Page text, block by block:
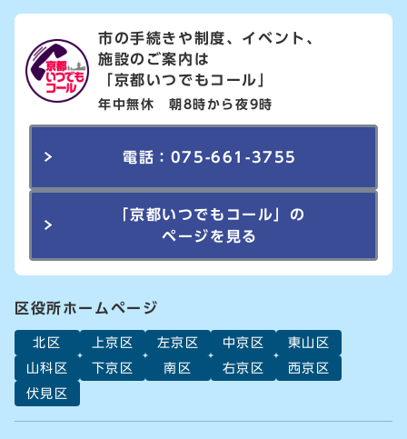
市の手続きや制度、イベント、
施設のご案内は
「京都いつでもコール」
年中無休 朝8時から夜9時
電話：075-661-3755
「京都いつでもコール」の
ページを見る
区役所ホームページ
北区 上京区 左京区 中京区
東山区
山科区
下京区 南区 右京区
西京区
伏見区